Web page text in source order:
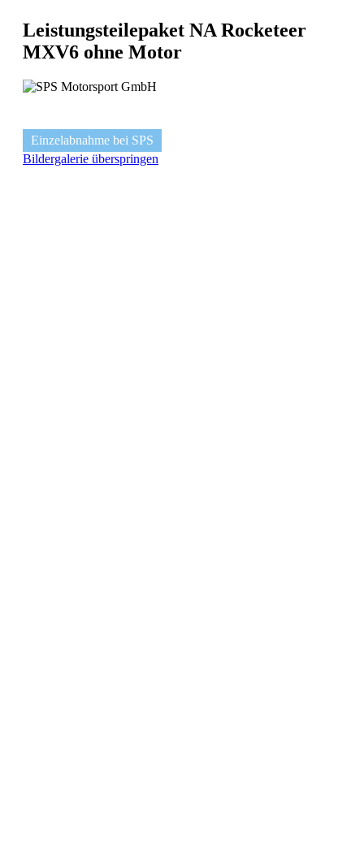
Leistungsteilepaket NA Rocketeer
MXV6 ohne Motor
Einzelabnahme bei SPS
Bildergalerie überspringen